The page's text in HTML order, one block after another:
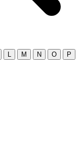
M N O
P